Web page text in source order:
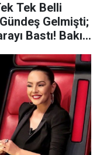
Tek Belli
Gelmişti;
Bastı! Bakın